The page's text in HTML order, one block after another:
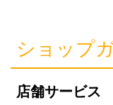
ショップ
店舗サービス